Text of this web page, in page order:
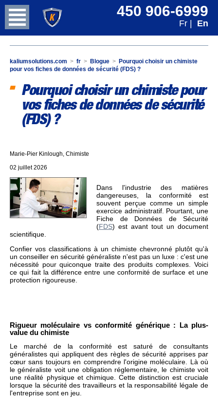
450 906-6999
Fr | En
kaliumsolutions.com > fr > Blogue > Pourquoi choisir un chimiste
pour vos fiches de données de sécurité (FDS) ?
Pourquoi choisir un chimiste pour
vos fiches de données de sécurité
(FDS) ?
Marie-Pier Kinlough, Chimiste
02 juillet 2026
Dans l'industrie des matières
dangereuses, la conformité est
souvent perçue comme un simple
exercice administratif. Pourtant, une
Fiche de Données de Sécurité
(FDS) est avant tout un document
scientifique.
Confier vos classifications à un chimiste chevronné plutôt qu'à
un conseiller en sécurité généraliste n'est pas un luxe : c'est une
nécessité pour quiconque traite des produits complexes. Voici
ce qui fait la différence entre une conformité de surface et une
protection rigoureuse.
Rigueur moléculaire vs conformité générique : La plus-
value du chimiste
Le marché de la conformité est saturé de consultants
généralistes qui appliquent des règles de sécurité apprises par
cœur sans toujours en comprendre l'origine moléculaire. Là où
le généraliste voit une obligation réglementaire, le chimiste voit
une réalité physique et chimique. Cette distinction est cruciale
lorsque la sécurité des travailleurs et la responsabilité légale de
l'entreprise sont en jeu.